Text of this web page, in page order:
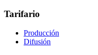
Tarifario
Producción
Difusión